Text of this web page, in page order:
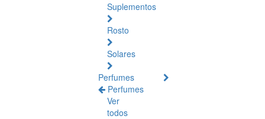
Suplementos
Rosto
Solares
Perfumes
Perfumes
Ver
todos